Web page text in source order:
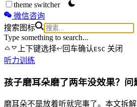
theme switcher
微信咨询
搜索图标
Type something to search...
上下键选择
回车确认 ESC 关闭
听力训练
孩子磨耳朵磨了两年没效果？问
磨耳朵不是放着听就完事了。本文拆